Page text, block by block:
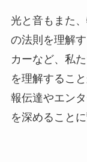
光と音もまた
の法則を理解
カーなど、私
を理解するこ
報伝達やエン
を深めること